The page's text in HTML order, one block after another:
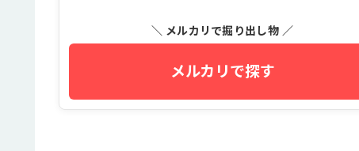
＼ メルカリで掘り出し物 ／
メルカリで探す